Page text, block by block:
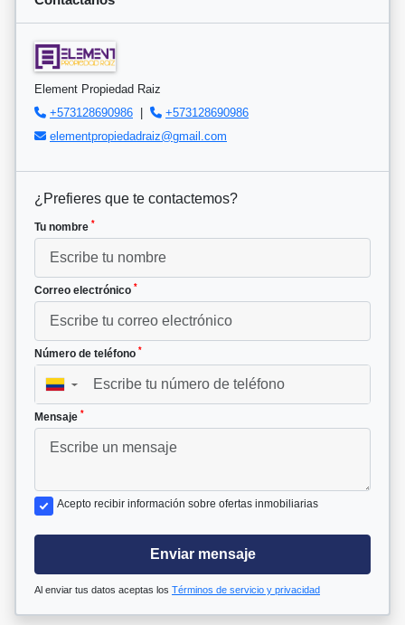
Element Propiedad Raiz
+573128690986 |
+573128690986
elementpropiedadraiz@gmail.com
¿Prefieres que te contactemos?
Tu nombre *
Correo electrónico *
Número de teléfono *
▼
Mensaje *
Acepto recibir información sobre ofertas inmobiliarias
Enviar mensaje
Al enviar tus datos aceptas los Términos de servicio y privacidad